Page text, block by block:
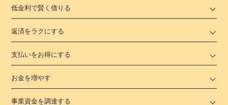
低金利で賢く借りる
返済をラクにする
支払いをお得にする
お金を増やす
事業資金を調達する